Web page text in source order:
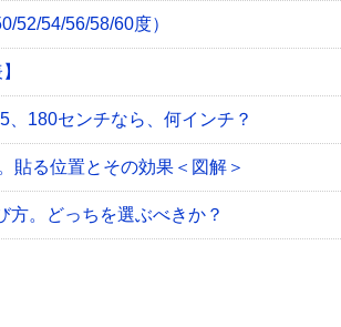
52/54/56/58/60度）
180センチなら、何インチ？
貼る位置とその効果＜図解＞
方。どっちを選ぶべきか？